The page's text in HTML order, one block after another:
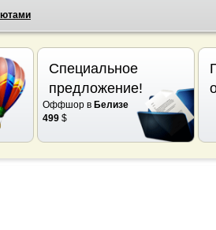
Специальное
предложение!
Оффшор в Белизе
499 $